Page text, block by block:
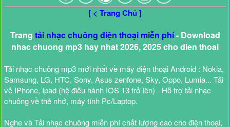
[ < Trang Chủ ]
Trang tải nhạc chuông điện thoại miễn phí- Download
nhac chuong mp3 hay nhat 2026, 2025 cho dien thoai
Tải nhạc chuông mp3 mới nhất về máy điện thoại Android : Nokia,
Samsung, LG, HTC, Sony, Asus zenfone, Sky, Oppo, Lumia... Tải
về IPhone, Ipad (hệ điều hành IOS 13 trở lên) - Hỗ trợ tải nhạc
chuông về thẻ nhớ, máy tính Pc/Laptop.
Nghe và Tải nhạc chuông miễn phí chất lượng cao cho điện thoại,